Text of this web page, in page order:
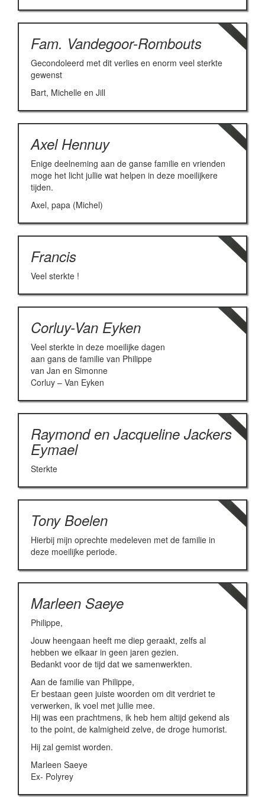
Fam. Vandegoor-Rombouts
Gecondoleerd met dit verlies en enorm veel sterkte
gewenst
Bart, Michelle en Jill
Axel Hennuy
Enige deelneming aan de ganse familie en vrienden
moge het licht jullie wat helpen in deze moeilijkere
tijden.
Axel, papa (Michel)
Francis
Veel sterkte !
Corluy-Van Eyken
Veel sterkte in deze moeilijke dagen
aan gans de familie van Philippe
van Jan en Simonne
Corluy – Van Eyken
Raymond en Jacqueline Jackers
Eymael
Sterkte
Tony Boelen
Hierbij mijn oprechte medeleven met de familie in
deze moeilijke periode.
Marleen Saeye
Philippe,
Jouw heengaan heeft me diep geraakt, zelfs al
hebben we elkaar in geen jaren gezien.
Bedankt voor de tijd dat we samenwerkten.
Aan de familie van Philippe,
Er bestaan geen juiste woorden om dit verdriet te
verwerken, ik voel met jullie mee.
Hij was een prachtmens, ik heb hem altijd gekend als
to the point, de kalmigheid zelve, de droge humorist.
Hij zal gemist worden.
Marleen Saeye
Ex- Polyrey